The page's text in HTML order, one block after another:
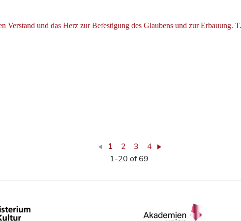
Verstand und das Herz zur Befestigung des Glaubens und zur Erbauung.
1 2 3
4
1-20 of 69